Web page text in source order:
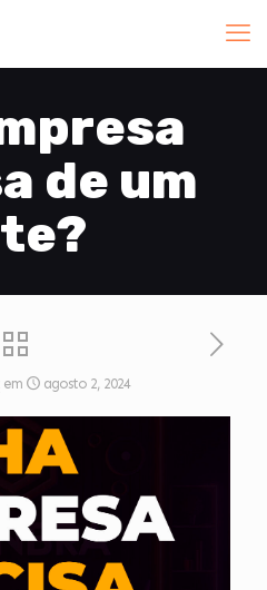
de um
em agosto 2, 2024